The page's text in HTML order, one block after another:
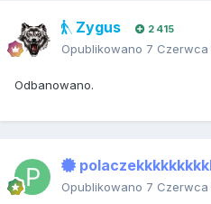
Zygus 2 415
Opublikowano 7 Czerwca
Odbanowano.
Opublikowano 7 Czerwca